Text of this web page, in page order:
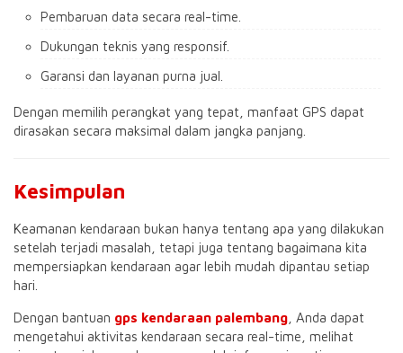
Pembaruan data secara real-time.
Dukungan teknis yang responsif.
Garansi dan layanan purna jual.
Dengan memilih perangkat yang tepat, manfaat GPS dapat
dirasakan secara maksimal dalam jangka panjang.
Kesimpulan
Keamanan kendaraan bukan hanya tentang apa yang dilakukan
setelah terjadi masalah, tetapi juga tentang bagaimana kita
mempersiapkan kendaraan agar lebih mudah dipantau setiap
hari.
Dengan bantuan gps kendaraan palembang , Anda dapat
mengetahui aktivitas kendaraan secara real-time, melihat